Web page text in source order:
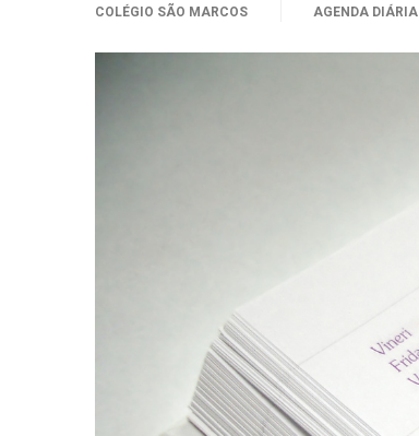
COLÉGIO SÃO MARCOS
AGENDA DIÁRIA